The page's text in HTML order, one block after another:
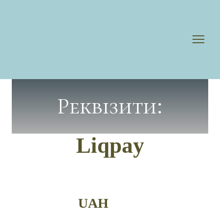
Реквізити:
Liqpay
UAH